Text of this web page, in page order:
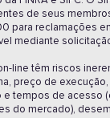
de seus
para reclamações
mediante
line têm riscos
preço de
e tempos de acesso
do mercado),